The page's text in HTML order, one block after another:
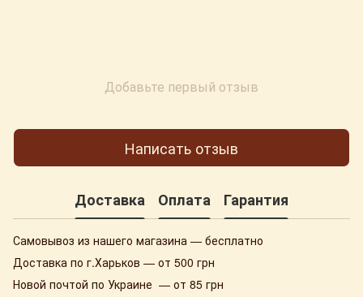
Добавьте первый отзыв
Написать отзыв
Доставка Оплата Гарантия
Самовывоз из нашего магазина — бесплатно
Доставка по г.Харьков — от 500 грн
Новой почтой по Украине — от 85 грн